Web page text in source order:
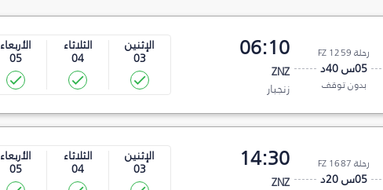
رحلة FZ 1259
05س 40د
بدون توقف
06:10
ZNZ
زنجبار
الإثنين
03
الثلاثاء
04
الأربعاء
05
رحلة FZ 1687
05س 20د
14:30
ZNZ
الإثنين
03
الثلاثاء
04
الأربعاء
05